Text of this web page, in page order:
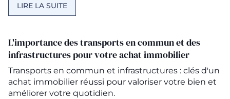
LIRE LA SUITE
L'importance des transports en commun et des
infrastructures pour votre achat immobilier
Transports en commun et infrastructures : clés d'un
achat immobilier réussi pour valoriser votre bien et
améliorer votre quotidien.